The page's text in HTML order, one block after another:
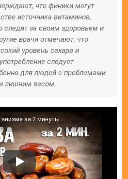
что финики могут
источника витаминов,
следит за своим здоровьем и
врачи отмечают, что
уровень сахара и
следует
для людей с проблемами
лишним весом.
за 2 минуты.